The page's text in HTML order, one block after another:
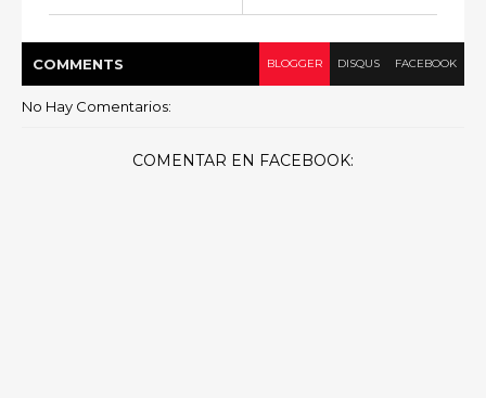
COMMENTS BLOGGER DISQUS FACEBOOK
No Hay Comentarios:
COMENTAR EN FACEBOOK: